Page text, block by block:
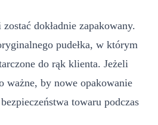
dokładnie zapakowany.
pudełka, w którym
do rąk klienta. Jeżeli
ważne, by nowe opakowanie
towaru podczas